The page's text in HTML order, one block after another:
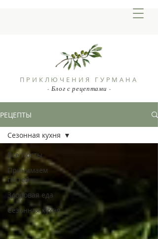
ПРИКЛЮЧЕНИЯ ГУРМАНА
- Блог с рецептами -
РЕЦЕПТЫ
Все Посты
Принимаем
гостей
Здоровая еда
Сезонная кухня
Сезонная кухня